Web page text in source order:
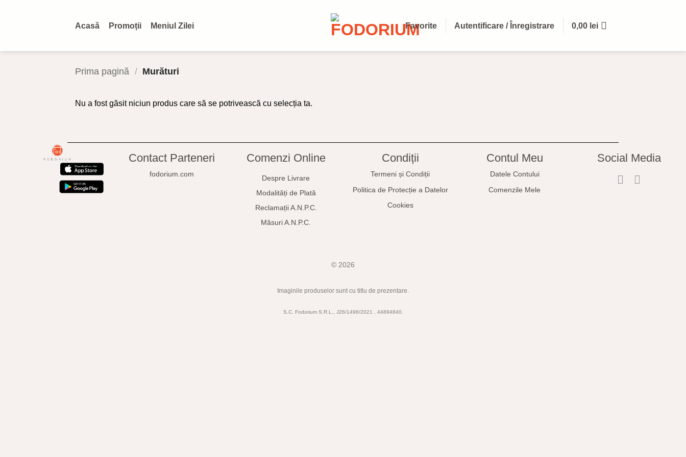
Acasă Promoții Meniul Zilei Favorite Autentificare / Înregistrare 0,00 lei
Prima pagină / Murături
Nu a fost găsit niciun produs care să se potrivească cu selecția ta.
Contact Parteneri
fodorium.com
Comenzi Online
Despre Livrare
Modalități de Plată
Reclamații A.N.P.C.
Măsuri A.N.P.C.
Condiții
Termeni și Condiții
Politica de Protecție a Datelor
Cookies
Contul Meu
Datele Contului
Comenzile Mele
Social Media
© 2026
Imaginile produselor sunt cu titlu de prezentare.
S.C. Fodorium S.R.L., J26/1496/2021 , 44894840.